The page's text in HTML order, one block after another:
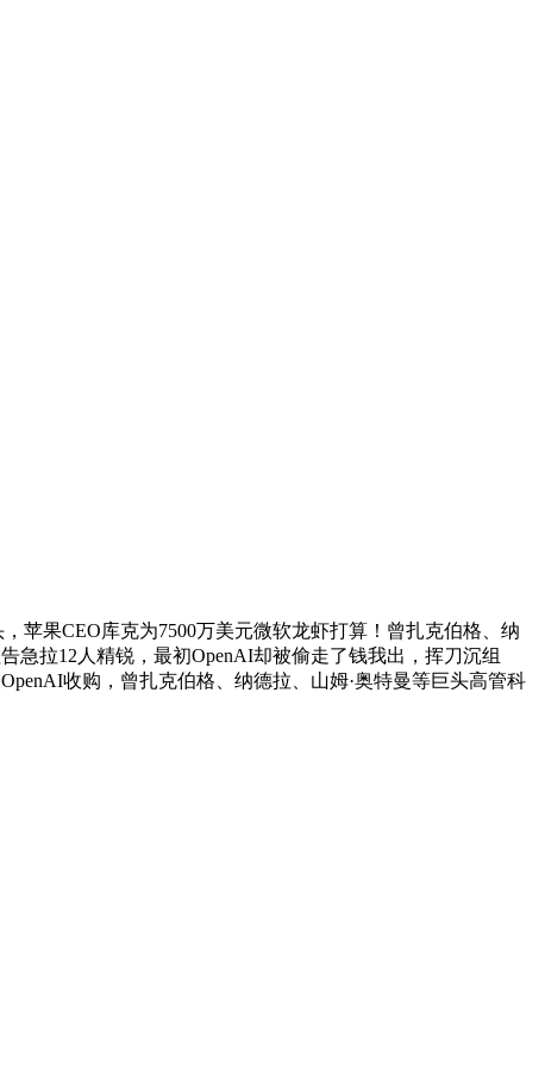
果CEO库克为7500万美元微软龙虾打算！曾扎克伯格、纳
急拉12人精锐，最初OpenAI却被偷走了钱我出，挥刀沉组
收购，曾扎克伯格、纳德拉、山姆·奥特曼等巨头高管科